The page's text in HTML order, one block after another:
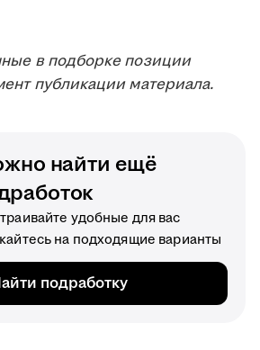
в подборке позиции
публикации материала.
найти ещё
удобные для вас
на подходящие варианты
подработку